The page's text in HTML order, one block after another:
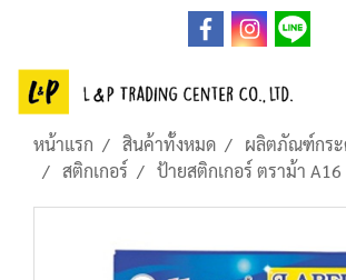
หน้าแรก สินค้าทั้งหมด
ผลิตภัณฑ์กร
สติกเกอร์
ป้ายสติกเกอร์ ตราม้า A16